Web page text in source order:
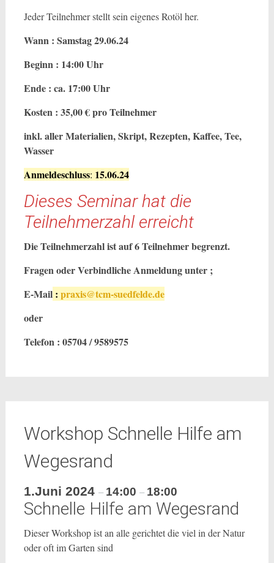
Jeder Teilnehmer stellt sein eigenes Rotöl her.
Wann : Samstag 29.06.24
Beginn : 14:00 Uhr
Ende : ca. 17:00 Uhr
Kosten : 35,00 € pro Teilnehmer
inkl. aller Materialien, Skript, Rezepten, Kaffee, Tee,
Wasser
Anmeldeschluss: 15.06.24
Dieses Seminar hat die
Teilnehmerzahl erreicht
Die Teilnehmerzahl ist auf 6 Teilnehmer begrenzt.
Fragen oder Verbindliche Anmeldung unter ;
E-Mail: praxis@tcm-suedfelde.de
oder
Telefon : 05704 / 9589575
Workshop Schnelle Hilfe am
Wegesrand
1.Juni 2024 – 14:00 – 18:00
Schnelle Hilfe am Wegesrand
Dieser Workshop ist an alle gerichtet die viel in der Natur
oder oft im Garten sind